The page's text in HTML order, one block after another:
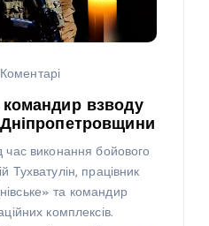
командир взводу
Дніпропетровщини
час виконання бойового
Тухватулін, працівник
та командир
комплексів.